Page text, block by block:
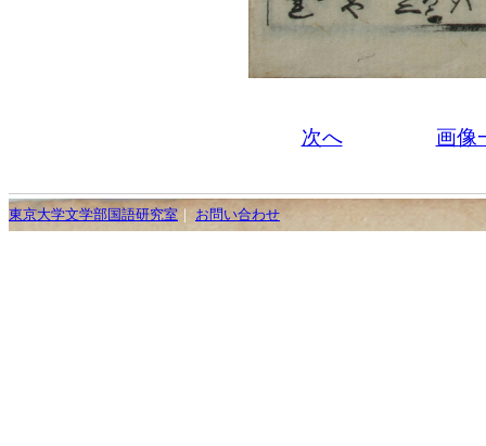
次へ 画像
東京大学文学部国語研究室 ｜ お問い合わせ